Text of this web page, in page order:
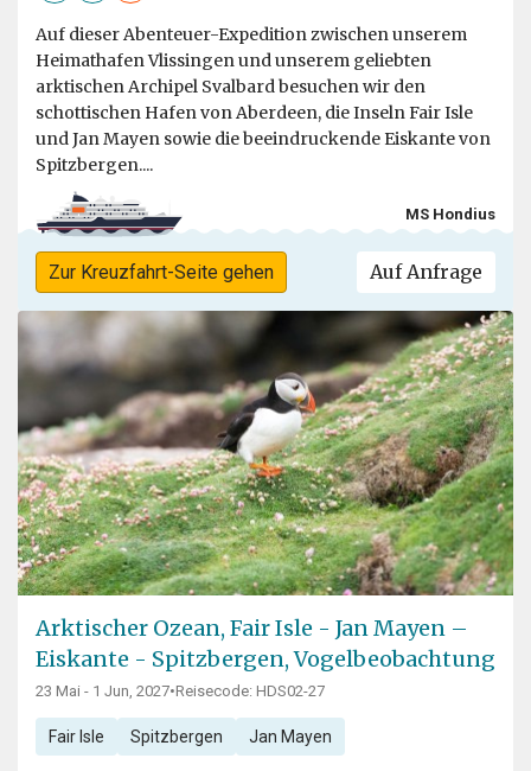
Auf dieser Abenteuer-Expedition zwischen unserem
Heimathafen Vlissingen und unserem geliebten
arktischen Archipel Svalbard besuchen wir den
schottischen Hafen von Aberdeen, die Inseln Fair Isle
und Jan Mayen sowie die beeindruckende Eiskante von
Spitzbergen....
MS Hondius
Zur Kreuzfahrt-Seite gehen Auf Anfrage
Arktischer Ozean, Fair Isle - Jan Mayen –
Eiskante - Spitzbergen, Vogelbeobachtung
23 Mai - 1 Jun, 2027•Reisecode: HDS02-27
Fair Isle Spitzbergen Jan Mayen